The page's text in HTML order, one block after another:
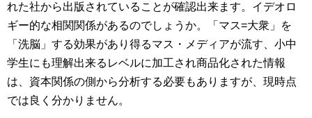
れた社から出版されていることが確認出来ます。イデオロ
ギー的な相関関係があるのでしょうか。「マス=大衆」を
「洗脳」する効果があり得るマス・メディアが流す、小中
学生にも理解出来るレベルに加工され商品化された情報
は、資本関係の側から分析する必要もありますが、現時点
では良く分かりません。